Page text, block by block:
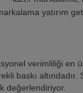
yatırım
verimliliği en
baskı
değerlendiriyor.